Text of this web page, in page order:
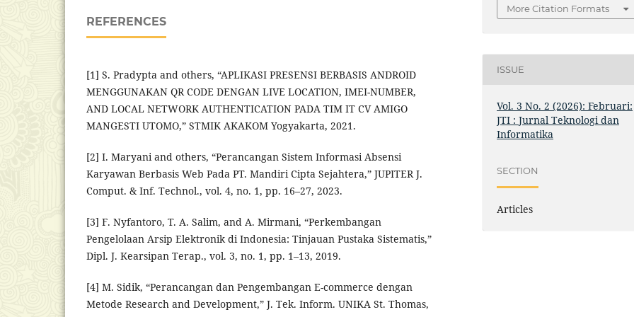
REFERENCES
[1] S. Pradypta and others, “APLIKASI PRESENSI BERBASIS ANDROID
MENGGUNAKAN QR CODE DENGAN LIVE LOCATION, IMEI-NUMBER,
AND LOCAL NETWORK AUTHENTICATION PADA TIM IT CV AMIGO
MANGESTI UTOMO,” STMIK AKAKOM Yogyakarta, 2021.
[2] I. Maryani and others, “Perancangan Sistem Informasi Absensi
Karyawan Berbasis Web Pada PT. Mandiri Cipta Sejahtera,” JUPITER J.
Comput. & Inf. Technol., vol. 4, no. 1, pp. 16–27, 2023.
[3] F. Nyfantoro, T. A. Salim, and A. Mirmani, “Perkembangan
Pengelolaan Arsip Elektronik di Indonesia: Tinjauan Pustaka Sistematis,”
Dipl. J. Kearsipan Terap., vol. 3, no. 1, pp. 1–13, 2019.
[4] M. Sidik, “Perancangan dan Pengembangan E-commerce dengan
Metode Research and Development,” J. Tek. Inform. UNIKA St. Thomas,
More Citation Formats
ISSUE
Vol. 3 No. 2 (2026): Februari:
JTI : Jurnal Teknologi dan
Informatika
SECTION
Articles